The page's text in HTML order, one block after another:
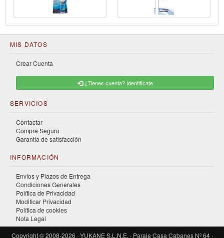
MIS DATOS
Crear Cuenta
¿Tienes cuenta? Identificate
SERVICIOS
Contactar
Compre Seguro
Garantía de satisfacción
INFORMACIÓN
Envíos y Plazos de Entrega
Condiciones Generales
Política de Privacidad
Modificar Privacidad
Política de cookies
Nota Legal
Copyright © 2008-2026 · YUKANE S.L.N.E. · Paraje Casa Cabanes Nº 64 ·